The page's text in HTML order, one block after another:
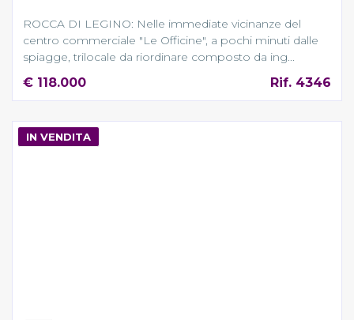
ROCCA DI LEGINO: Nelle immediate vicinanze del
centro commerciale "Le Officine", a pochi minuti dalle
spiagge, trilocale da riordinare composto da ing...
€ 118.000 Rif. 4346
IN VENDITA